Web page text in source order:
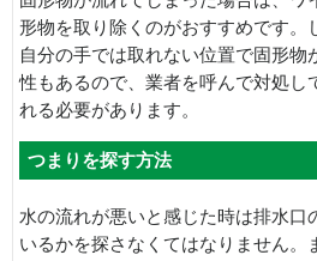
形物を取り除くのがおすすめです。
自分の手では取れない位置で固形物
性もあるので、業者を呼んで対処し
れる必要があります。
つまりを探す方法
水の流れが悪いと感じた時は排水口
いるかを探さなくてはなりません。